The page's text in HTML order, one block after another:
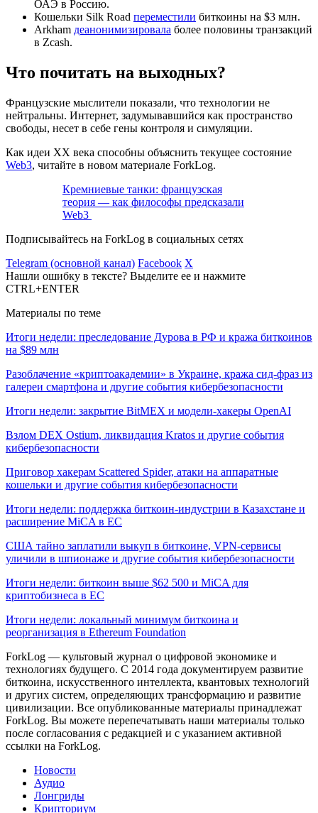
ОАЭ в Россию.
Кошельки Silk Road переместили биткоины на $3 млн.
Arkham деанонимизировала более половины транзакций
в Zcash.
Что почитать на выходных?
Французские мыслители показали, что технологии не
нейтральны. Интернет, задумывавшийся как пространство
свободы, несет в себе гены контроля и симуляции.
Как идеи XX века способны объяснить текущее состояние
Web3, читайте в новом материале ForkLog.
Кремниевые танки: французская
теория — как философы предсказали
Web3
Подписывайтесь на ForkLog в социальных сетях
Telegram (основной канал) Facebook X
Нашли ошибку в тексте? Выделите ее и нажмите
CTRL+ENTER
Материалы по теме
Итоги недели: преследование Дурова в РФ и кража биткоинов
на $89 млн
Разоблачение «криптоакадемии» в Украине, кража сид-фраз из
галереи смартфона и другие события кибербезопасности
Итоги недели: закрытие BitMEX и модели-хакеры OpenAI
Взлом DEX Ostium, ликвидация Kratos и другие события
кибербезопасности
Приговор хакерам Scattered Spider, атаки на аппаратные
кошельки и другие события кибербезопасности
Итоги недели: поддержка биткоин-индустрии в Казахстане и
расширение MiCA в ЕС
США тайно заплатили выкуп в биткоине, VPN-сервисы
уличили в шпионаже и другие события кибербезопасности
Итоги недели: биткоин выше $62 500 и MiCA для
криптобизнеса в ЕС
Итоги недели: локальный минимум биткоина и
реорганизация в Ethereum Foundation
ForkLog — культовый журнал о цифровой экономике и
технологиях будущего. С 2014 года документируем развитие
биткоина, искусственного интеллекта, квантовых технологий
и других систем, определяющих трансформацию и развитие
цивилизации. Все опубликованные материалы принадлежат
ForkLog. Вы можете перепечатывать наши материалы только
после согласования с редакцией и с указанием активной
ссылки на ForkLog.
Новости
Аудио
Лонгриды
Крипториум